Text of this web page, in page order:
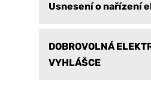
Usnesení o nařízení
DOBROVOLNÁ
VYHLÁŠCE